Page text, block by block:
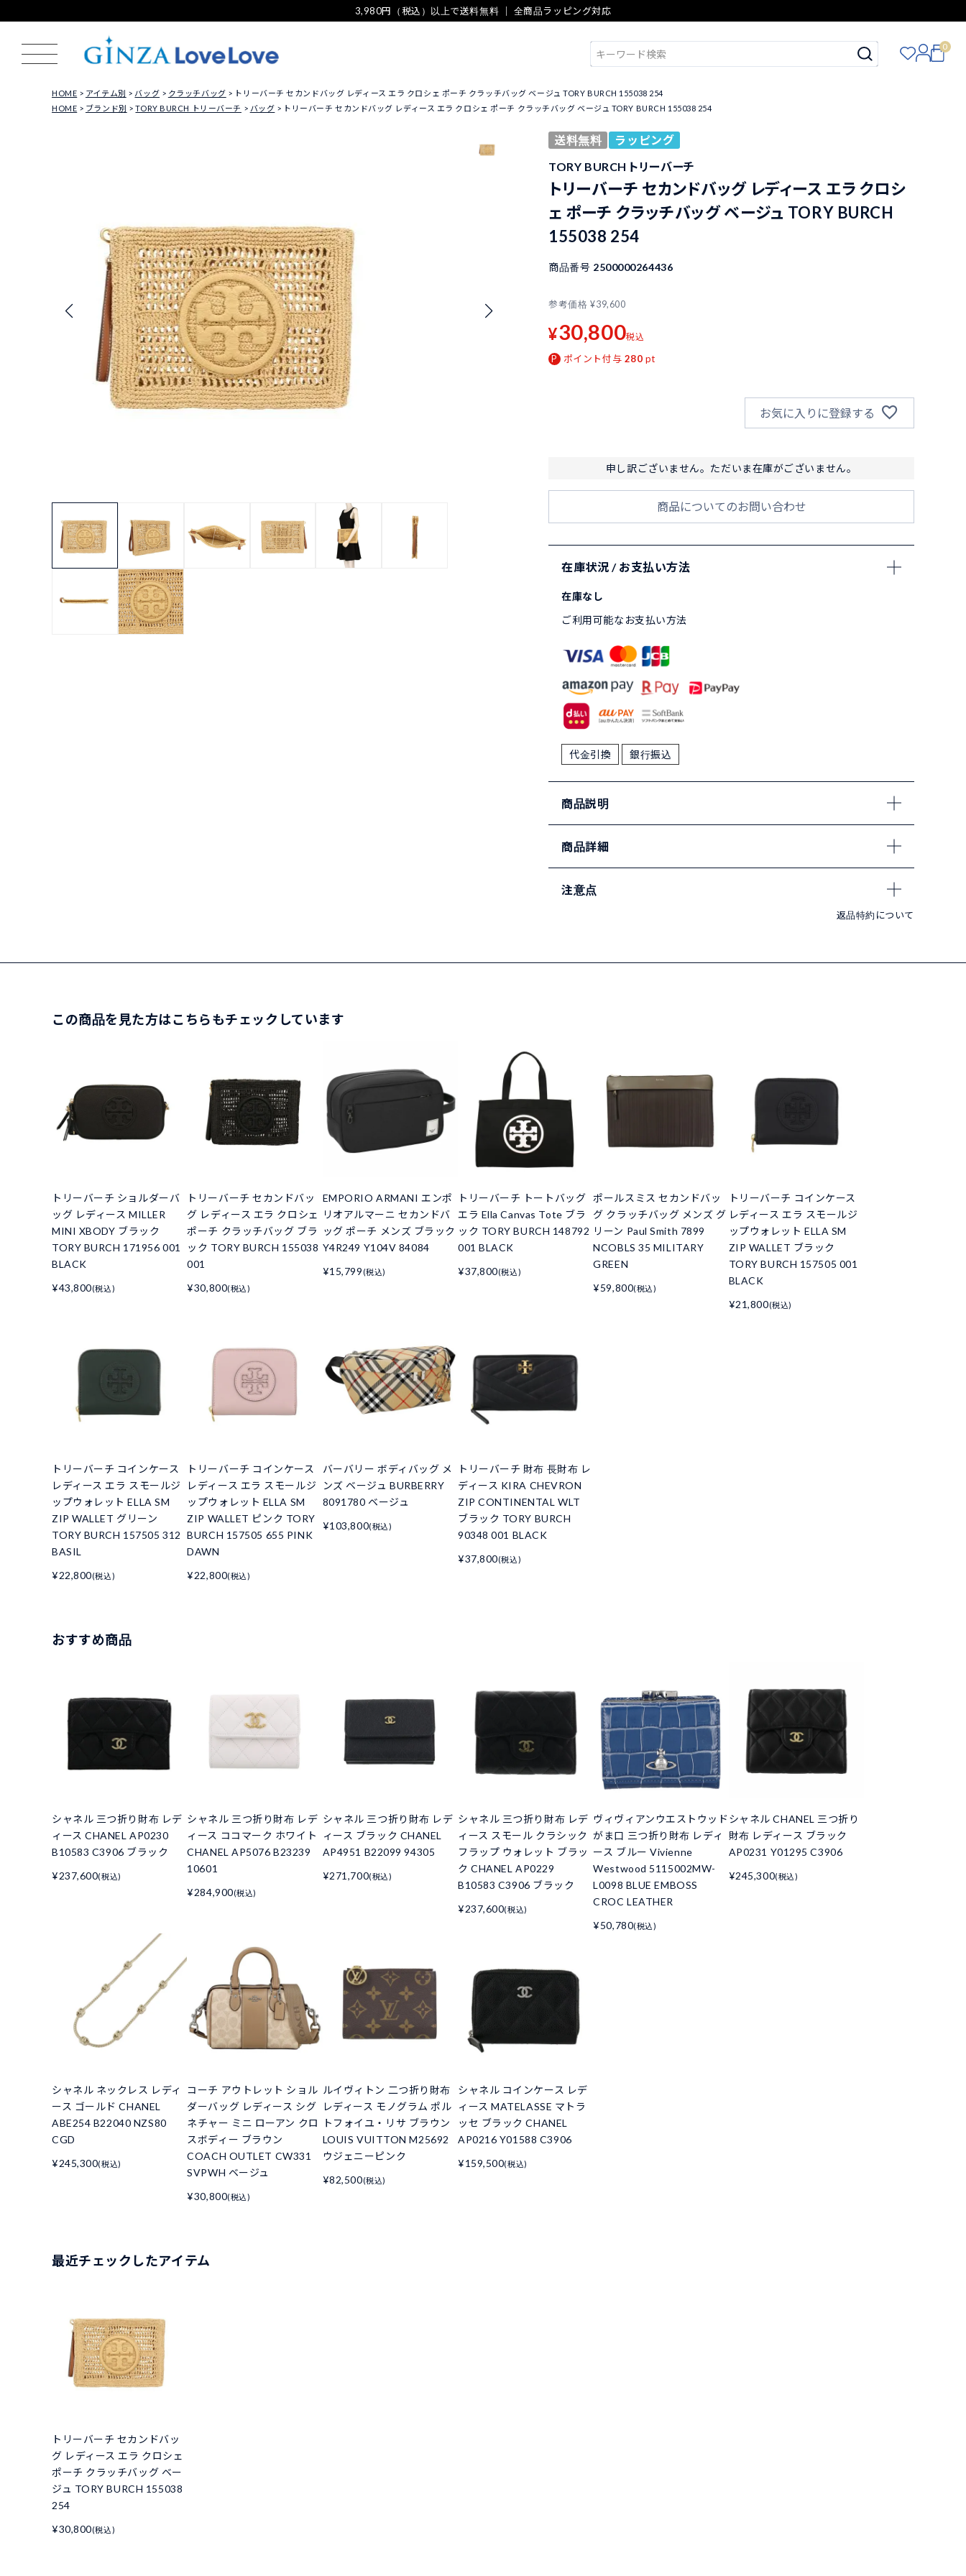
3,980円（税込）以上で送料無料 ｜ 全商品ラッピング対応
0
HOME アイテム別 バッグ クラッチバッグ
トリーバーチ セカンドバッグ レディース エラ クロシェ ポーチ クラッチバッグ ベージュ TORY BURCH 155038 254
HOME
ブランド別 TORY BURCH トリーバーチ バッグ トリーバーチ セカンドバッグ レディース エラ クロシェ ポーチ クラッチバッグ ベージュ TORY BURCH 155038 254
送料無料
ラッピング
TORY BURCH トリーバーチ
トリーバーチ セカンドバッグ レディース エラ クロシ
ェ ポーチ クラッチバッグ ベージュ TORY BURCH
155038 254
商品番号 2500000264436
参考価格 ¥39,600
¥30,800税込
ポイント付与 280 pt
お気に入りに登録する
申し訳ございません。ただいま在庫がございません。
商品についてのお問い合わせ
在庫状況 / お支払い方法
在庫なし
ご利用可能なお支払い方法
代金引換 銀行振込
商品説明
商品詳細
注意点
返品特約について
この商品を見た方はこちらもチェックしています
トリーバーチ ショルダーバ
ッグ レディース MILLER
MINI XBODY ブラック
TORY BURCH 171956 001
BLACK
¥43,800(税込)
トリーバーチ セカンドバッ
グ レディース エラ クロシェ
ポーチ クラッチバッグ ブラ
ック TORY BURCH 155038
001
¥30,800(税込)
EMPORIO ARMANI エンポ
リオアルマーニ セカンドバ
ッグ ポーチ メンズ ブラック
Y4R249 Y104V 84084
¥15,799 (税込)
トリーバーチ トートバッグ
エラ Ella Canvas Tote ブラ
ック TORY BURCH 148792
001 BLACK
¥37,800(税込)
ポールスミス セカンドバッ
グ クラッチバッグ メンズ グ
リーン Paul Smith 7899
NCOBLS 35 MILITARY
GREEN
¥59,800(税込)
トリーバーチ コインケース
レディース エラ スモールジ
ップウォレット ELLA SM
ZIP WALLET ブラック
TORY BURCH 157505 001
BLACK
¥21,800(税込)
トリーバーチ コインケース
レディース エラ スモールジ
ップウォレット ELLA SM
ZIP WALLET グリーン
TORY BURCH 157505 312
BASIL
¥22,800(税込)
トリーバーチ コインケース
レディース エラ スモールジ
ップウォレット ELLA SM
ZIP WALLET ピンク TORY
BURCH 157505 655 PINK
DAWN
¥22,800(税込)
バーバリー ボディバッグ メ
ンズ ベージュ BURBERRY
8091780 ベージュ
¥103,800(税込)
トリーバーチ 財布 長財布 レ
ディース KIRA CHEVRON
ZIP CONTINENTAL WLT
ブラック TORY BURCH
90348 001 BLACK
¥37,800(税込)
おすすめ商品
シャネル 三つ折り財布 レデ
ィース CHANEL AP0230
B10583 C3906 ブラック
¥237,600(税込)
シャネル 三つ折り財布 レデ
ィース ココマーク ホワイト
CHANEL AP5076 B23239
10601
¥284,900(税込)
シャネル 三つ折り財布 レデ
ィース ブラック CHANEL
AP4951 B22099 94305
¥271,700(税込)
シャネル 三つ折り財布 レデ
ィース スモール クラシック
フラップ ウォレット ブラッ
ク CHANEL AP0229
B10583 C3906 ブラック
¥237,600(税込)
ヴィヴィアンウエストウッド
がま口 三つ折り財布 レディ
ース ブルー Vivienne
Westwood 5115002MW-
L0098 BLUE EMBOSS
CROC LEATHER
¥50,780(税込)
シャネル CHANEL 三つ折り
財布 レディース ブラック
AP0231 Y01295 C3906
¥245,300(税込)
シャネル ネックレス レディ
ース ゴールド CHANEL
ABE254 B22040 NZS80
CGD
¥245,300(税込)
コーチ アウトレット ショル
ダーバッグ レディース シグ
ネチャー ミニ ローアン クロ
スボディー ブラウン
COACH OUTLET CW331
SVPWH ベージュ
¥30,800(税込)
ルイヴィトン 二つ折り財布
レディース モノグラム ポル
トフォイユ・リサ ブラウン
LOUIS VUITTON M25692
ウジェニーピンク
¥82,500(税込)
シャネル コインケース レデ
ィース MATELASSE マトラ
ッセ ブラック CHANEL
AP0216 Y01588 C3906
¥159,500(税込)
最近チェックしたアイテム
トリーバーチ セカンドバッ
グ レディース エラ クロシェ
ポーチ クラッチバッグ ベー
ジュ TORY BURCH 155038
254
¥30,800(税込)